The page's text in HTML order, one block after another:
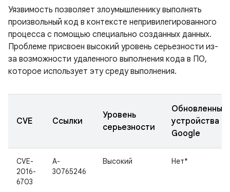
Уязвимость позволяет злоумышленнику выполнять
произвольный код в контексте непривилегированного
процесса с помощью специально созданных данных.
Проблеме присвоен высокий уровень серьезности из-
за возможности удаленного выполнения кода в ПО,
которое использует эту среду выполнения.
CVE Ссылки
Уровень
серьезности
Обновленные
устройства
Google
CVE-
2016-
6703
A-
30765246
Высокий Нет*